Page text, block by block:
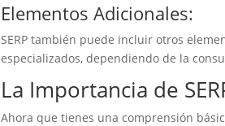
Elementos Adicionales:
SERP también puede incluir otros
especializados, dependiendo de la
La Importancia de
Ahora que tienes una comprensión